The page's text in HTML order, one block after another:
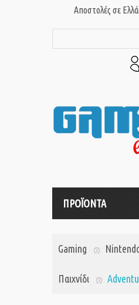
Αποστολές σε
ΠΡΟΪΟΝΤΑ
Gaming
Παιχνίδι